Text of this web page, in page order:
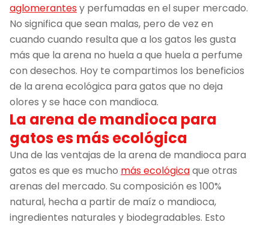
aglomerantesy perfumadas en el super mercado.
No significa que sean malas, pero de vez en
cuando cuando resulta que a los gatos les gusta
más que la arena no huela a que huela a perfume
con desechos. Hoy te compartimos los beneficios
de la arena ecológica para gatos que no deja
olores y se hace con mandioca.
La arena de mandioca para
gatos es más ecológica
Una de las ventajas de la arena de mandioca para
gatos es que es mucho más ecológicaque otras
arenas del mercado. Su composición es 100%
natural, hecha a partir de maíz o mandioca,
ingredientes naturales y biodegradables. Esto